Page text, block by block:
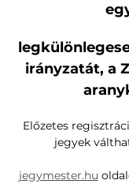
irányzatát, a
Előzetes
jegyek
jegymester.hu